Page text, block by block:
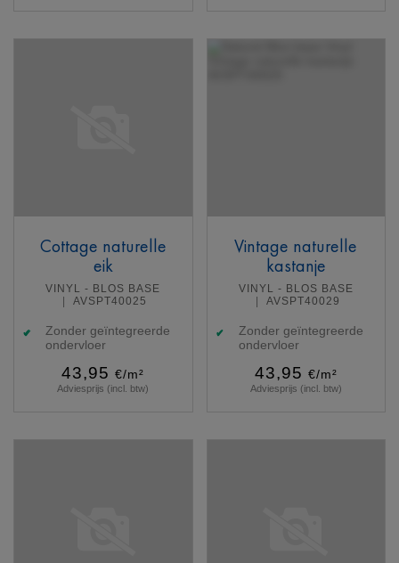
Cottage naturelle
eik
VINYL - BLOS BASE
AVSPT40025
Zonder geïntegreerde
ondervloer
43,95 €/m²
Adviesprijs (incl. btw)
Vintage naturelle
kastanje
VINYL - BLOS BASE
AVSPT40029
Zonder geïntegreerde
ondervloer
43,95 €/m²
Adviesprijs (incl. btw)